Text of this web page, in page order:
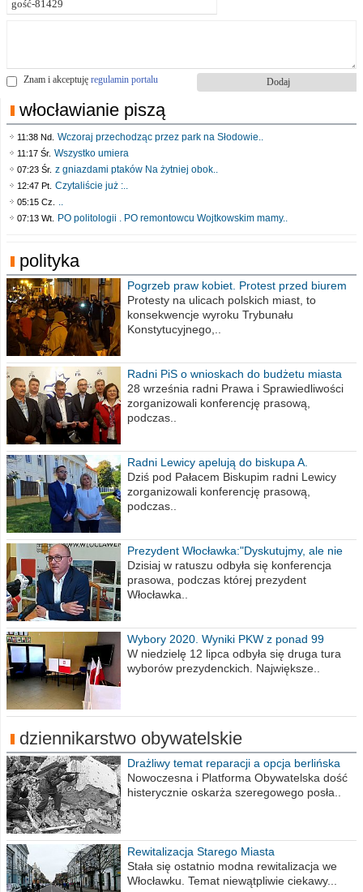
Znam i akceptuję regulamin portalu
włocławianie piszą
11:38 Nd. Wczoraj przechodząc przez park na Słodowie..
11:17 Śr. Wszystko umiera
07:23 Śr. z gniazdami ptaków Na żytniej obok..
12:47 Pt. Czytaliście już :..
05:15 Cz. ..
07:13 Wt. PO politologii . PO remontowcu Wojtkowskim mamy..
polityka
Pogrzeb praw kobiet. Protest przed biurem
poselskim PiS
Protesty na ulicach polskich miast, to
konsekwencje wyroku Trybunału
Konstytucyjnego,..
Radni PiS o wnioskach do budżetu miasta
na 2021 rok
28 września radni Prawa i Sprawiedliwości
zorganizowali konferencję prasową,
podczas..
Radni Lewicy apelują do biskupa A.
Wiesława Meringa
Dziś pod Pałacem Biskupim radni Lewicy
zorganizowali konferencję prasową,
podczas..
Prezydent Włocławka:"Dyskutujmy, ale nie
obrażajmy się”
Dzisiaj w ratuszu odbyła się konferencja
prasowa, podczas której prezydent
Włocławka..
Wybory 2020. Wyniki PKW z ponad 99
procent obwodów
W niedzielę 12 lipca odbyła się druga tura
wyborów prezydenckich. Największe..
dziennikarstwo obywatelskie
Drażliwy temat reparacji a opcja berlińska
Nowoczesna i Platforma Obywatelska dość
histerycznie oskarża szeregowego posła..
Rewitalizacja Starego Miasta
Stała się ostatnio modna rewitalizacja we
Włocławku. Temat niewątpliwie ciekawy...